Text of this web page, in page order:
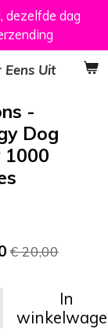
Eens Uit
dezelfde dag
-
Dog
€ 20,00
In